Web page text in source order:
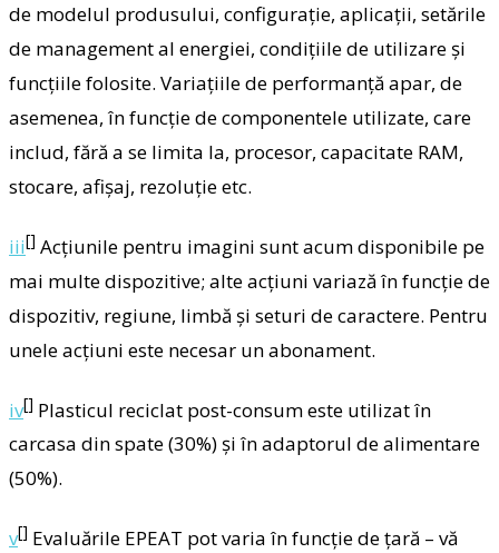
de modelul produsului, configurație, aplicații, setările
de management al energiei, condițiile de utilizare și
funcțiile folosite. Variațiile de performanță apar, de
asemenea, în funcție de componentele utilizate, care
includ, fără a se limita la, procesor, capacitate RAM,
stocare, afișaj, rezoluție etc.
iii[] Acțiunile pentru imagini sunt acum disponibile pe
mai multe dispozitive; alte acțiuni variază în funcție de
dispozitiv, regiune, limbă și seturi de caractere. Pentru
unele acțiuni este necesar un abonament.
iv[] Plasticul reciclat post-consum este utilizat în
carcasa din spate (30%) și în adaptorul de alimentare
(50%).
v[] Evaluările EPEAT pot varia în funcție de țară – vă